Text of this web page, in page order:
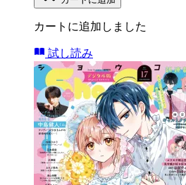
カートに追加しました
試し読み